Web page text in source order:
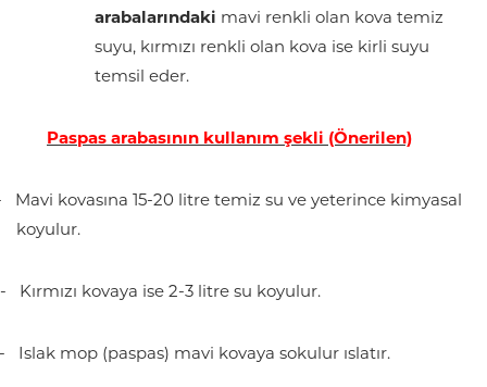
arabalarındaki mavi renkli olan kova temiz
suyu, kırmızı renkli olan kova ise kirli suyu
temsil eder.
Paspas arabasının kullanım şekli (Önerilen)
Mavi kovasına 15-20 litre temiz su ve yeterince kimyasal
koyulur.
Kırmızı kovaya ise 2-3 litre su koyulur.
Islak mop (paspas) mavi kovaya sokulur ıslatır.